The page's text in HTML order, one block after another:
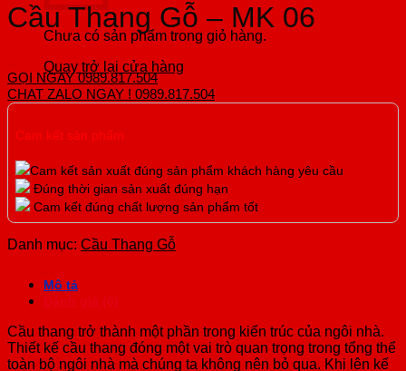
Chưa có sản phẩm trong giỏ hàng.
Quay trở lại cửa hàng
2026
–
Nên
Chọn
Loại
Nào?
2026,
các
hình
ảnh
cầu
thang
–
Điểm
Nhấn
Hoàn
Hảo
Cho
cầu
thang
Giá
Làm
Các
Loại
Cầu
Thang
Chi
Tiết
Cầu Thang Gỗ – MK 06
GỌI NGAY 0989.817.504
CHAT ZALO NGAY ! 0989.817.504
Cam kết sản phẩm
Cam kết sản xuất đúng sản phẩm khách hàng yêu cầu
Đúng thời gian sản xuất đúng hạn
Cam kết đúng chất lượng sản phẩm tốt
Danh mục: Cầu Thang Gỗ
Mô tả
Cầu thang trở thành một phần trong kiến trúc của ngôi nhà.
Thiết kế cầu thang đóng một vai trò quan trọng trong tổng thể
toàn bộ ngôi nhà mà chúng ta không nên bỏ qua. Khi lên kế